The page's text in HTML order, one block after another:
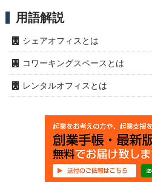
用語解説
シェアオフィスとは
コワーキングスペースとは
レンタルオフィスとは